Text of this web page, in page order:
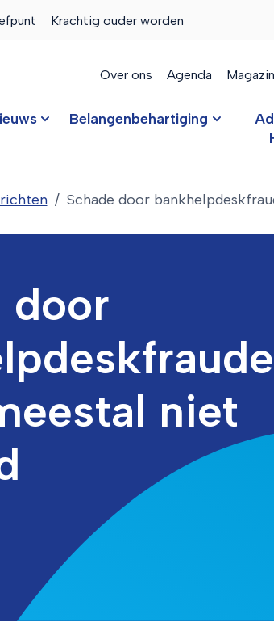
Krachtig ouder worden
Over ons Agenda
Belangenbehartiging
Schade door
door
niet